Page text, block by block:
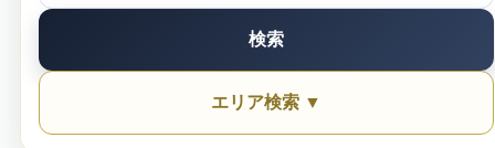
検索
エリア検索 ▼